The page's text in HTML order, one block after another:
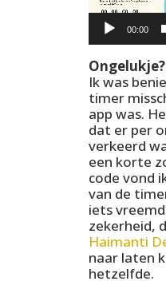
00:00
Ik was
timer
app was.
dat er per
verkeerd
een korte
code vond
van de
iets
zekerheid,
Haimanti
naar laten
hetzelfde.